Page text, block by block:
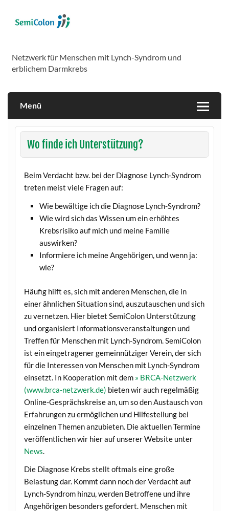
content
Netzwerk für Menschen mit Lynch-Syndrom und
erblichem Darmkrebs
Menü
Wo finde ich Unterstützung?
Beim Verdacht bzw. bei der Diagnose Lynch-Syndrom
treten meist viele Fragen auf:
Wie bewältige ich die Diagnose Lynch-Syndrom?
Wie wird sich das Wissen um ein erhöhtes
Krebsrisiko auf mich und meine Familie
auswirken?
Informiere ich meine Angehörigen, und wenn ja:
wie?
Häufig hilft es, sich mit anderen Menschen, die in
einer ähnlichen Situation sind, auszutauschen und sich
zu vernetzen. Hier bietet SemiColon Unterstützung
und organisiert Informationsveranstaltungen und
Treffen für Menschen mit Lynch-Syndrom. SemiColon
ist ein eingetragener gemeinnütziger Verein, der sich
für die Interessen von Menschen mit Lynch-Syndrom
einsetzt. In Kooperation mit dem » BRCA-Netzwerk
(www.brca-netzwerk.de) bieten wir auch regelmäßig
Online-Gesprächskreise an, um so den Austausch von
Erfahrungen zu ermöglichen und Hilfestellung bei
einzelnen Themen anzubieten. Die aktuellen Termine
veröffentlichen wir hier auf unserer Website unter
News
Die Diagnose Krebs stellt oftmals eine große
Belastung dar. Kommt dann noch der Verdacht auf
Lynch-Syndrom hinzu, werden Betroffene und ihre
Angehörigen besonders gefordert. Menschen mit